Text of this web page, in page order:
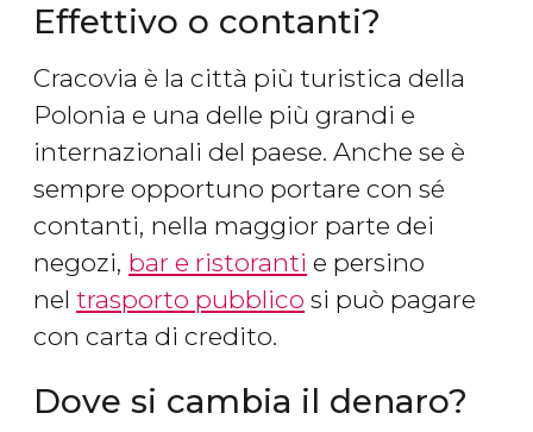
Effettivo o contanti?
Cracovia è la città più turistica della
Polonia e una delle più grandi e
internazionali del paese. Anche se è
sempre opportuno portare con sé
contanti, nella maggior parte dei
negozi, bar e ristoranti e persino
nel trasporto pubblico si può pagare
con carta di credito.
Dove si cambia il denaro?